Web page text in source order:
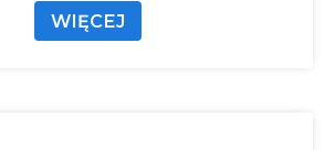
WIĘCEJ